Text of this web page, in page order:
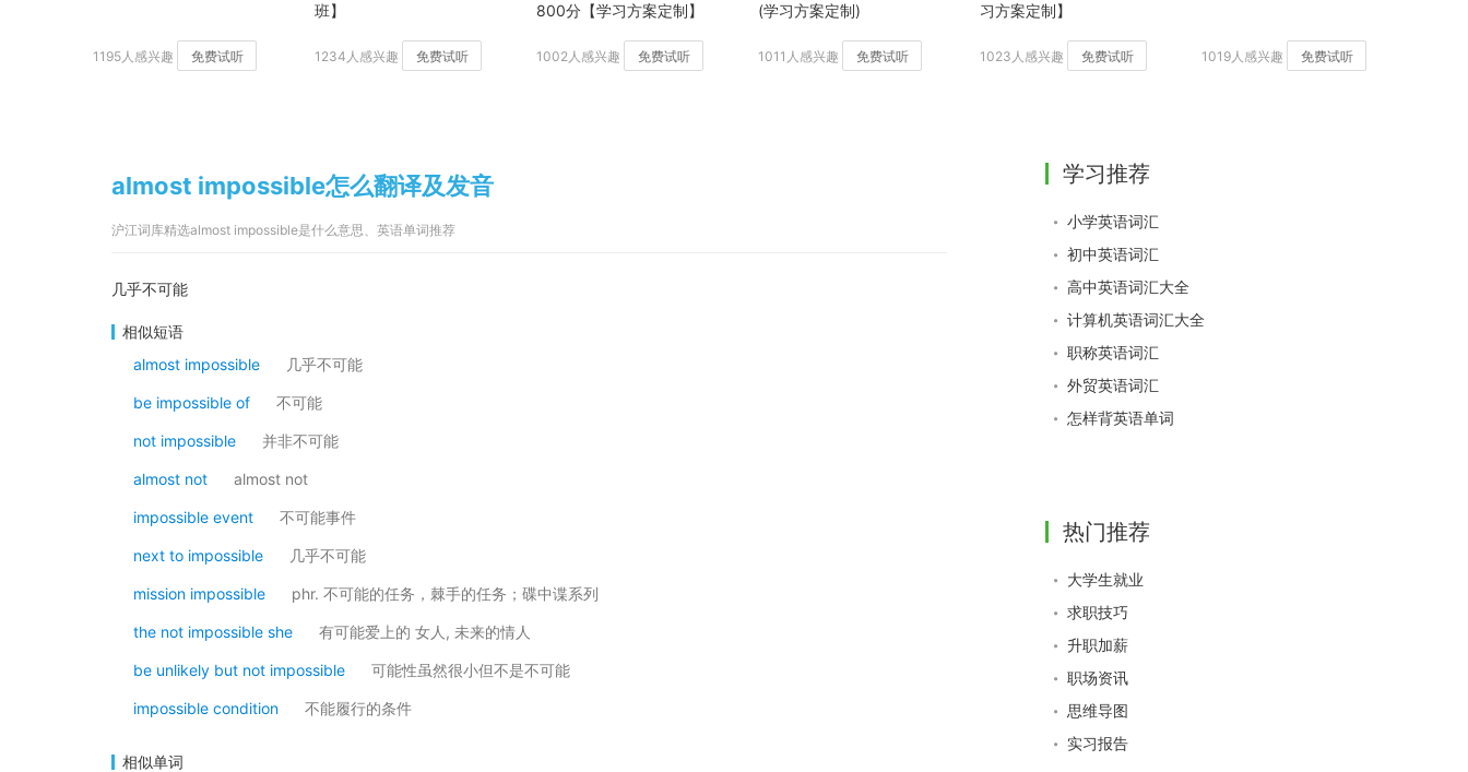
1195人感兴趣 免费试听
班】
1234人感兴趣 免费试听
800分【学习方案定制】
1002人感兴趣 免费试听
(学习方案定制)
1011人感兴趣 免费试听
习方案定制】
1023人感兴趣 免费试听 1019人感兴趣 免费试听
almost impossible怎么翻译及发音
沪江词库精选almost impossible是什么意思、英语单词推荐
几乎不可能
相似短语
almost impossible
几乎不可能
be impossible of 不可能
not impossible 并非不可能
almost not almost not
impossible event 不可能事件
next to impossible 几乎不可能
mission impossible phr. 不可能的任务，棘手的任务；碟中谍系列
the not impossible she 有可能爱上的 女人, 未来的情人
be unlikely but not impossible 可能性虽然很小但不是不可能
impossible condition 不能履行的条件
相似单词
学习推荐
小学英语词汇
初中英语词汇
高中英语词汇大全
计算机英语词汇大全
职称英语词汇
外贸英语词汇
怎样背英语单词
热门推荐
大学生就业
求职技巧
升职加薪
职场资讯
思维导图
实习报告